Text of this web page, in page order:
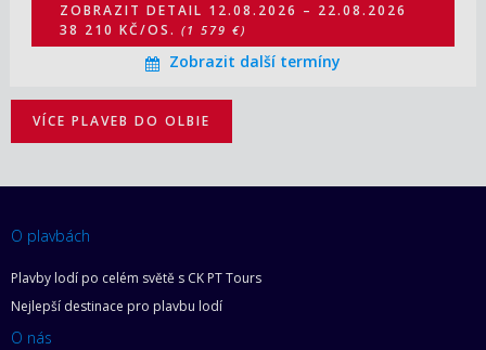
ZOBRAZIT DETAIL 12.08.2026 – 22.08.2026
38 210 KČ/OS. (1 579 €)
Zobrazit další termíny
VÍCE PLAVEB DO OLBIE
O plavbách
Plavby lodí po celém světě s CK PT Tours
Nejlepší destinace pro plavbu lodí
O nás